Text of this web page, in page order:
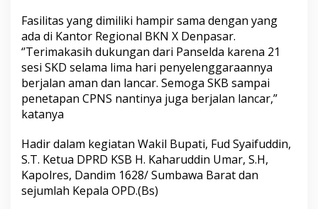
Fasilitas yang dimiliki hampir sama dengan yang
ada di Kantor Regional BKN X Denpasar.
‘’Terimakasih dukungan dari Panselda karena 21
sesi SKD selama lima hari penyelenggaraannya
berjalan aman dan lancar. Semoga SKB sampai
penetapan CPNS nantinya juga berjalan lancar,”
katanya
Hadir dalam kegiatan Wakil Bupati, Fud Syaifuddin,
S.T. Ketua DPRD KSB H. Kaharuddin Umar, S.H,
Kapolres, Dandim 1628/ Sumbawa Barat dan
sejumlah Kepala OPD.(Bs)